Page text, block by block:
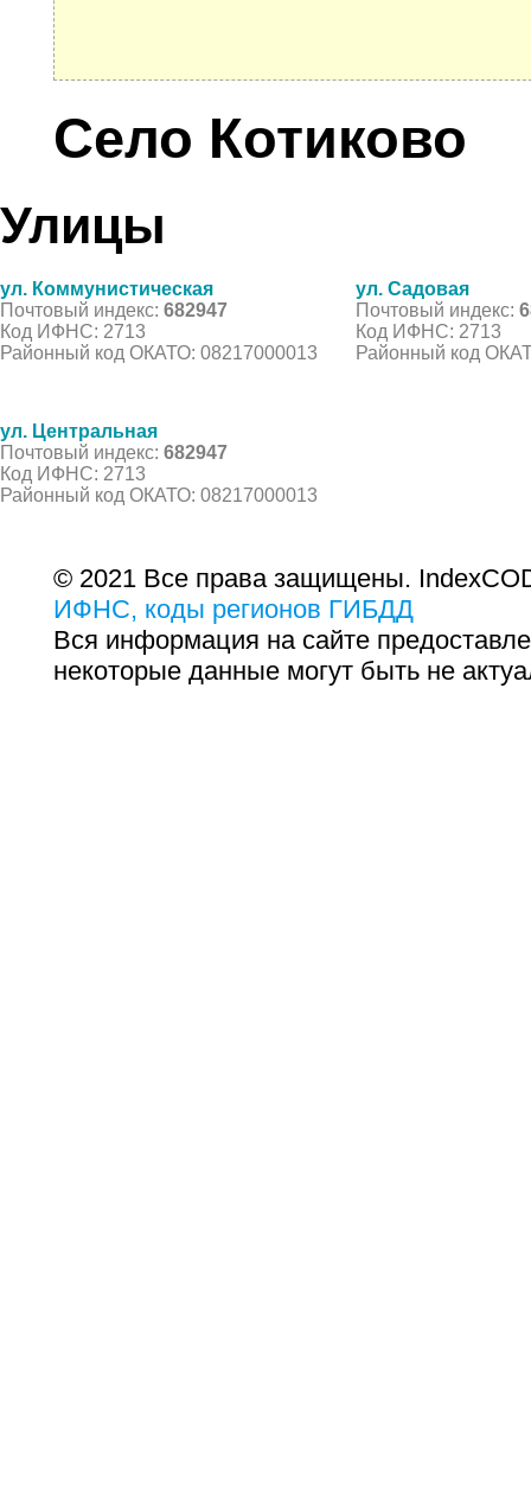
Село Котиково
Улицы
ул. Коммунистическая
Почтовый индекс: 682947
Код ИФНС: 2713
Районный код ОКАТО: 08217000013
ул. Садовая
Почтовый индекс:
Код ИФНС: 2713
Районный код
ул. Центральная
Почтовый индекс: 682947
Код ИФНС: 2713
Районный код ОКАТО: 08217000013
© 2021 Все права защищены.
ИФНС, коды регионов ГИБДД
Вся информация на сайте
некоторые данные могут быть не